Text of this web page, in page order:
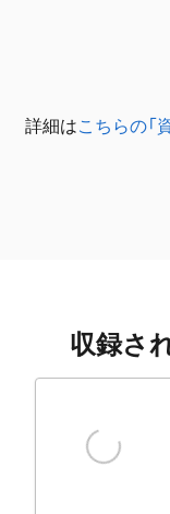
詳細はこちらの「
収録さ